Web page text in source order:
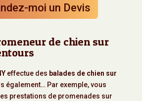
moi un Devis
de chien sur
effectue des balades de chien sur
également… Par exemple, vous
prestations de promenades sur